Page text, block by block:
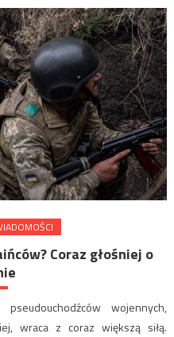
Coraz głośniej o
wojennych,
wraca z coraz większą siłą.